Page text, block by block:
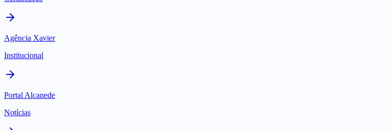
Agência Xavier
Institucional
Portal Alcanede
Notícias